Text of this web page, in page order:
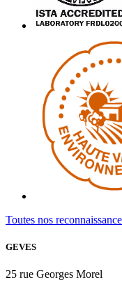
Toutes nos
GEVES
25 rue Georges Morel